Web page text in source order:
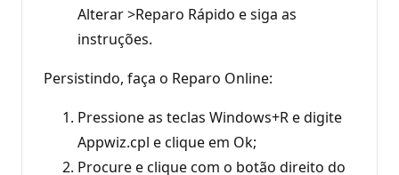
Alterar >Reparo Rápido e siga as
instruções.
Persistindo, faça o Reparo Online:
Pressione as teclas Windows+R e digite
Appwiz.cpl e clique em Ok;
Procure e clique com o botão direito do